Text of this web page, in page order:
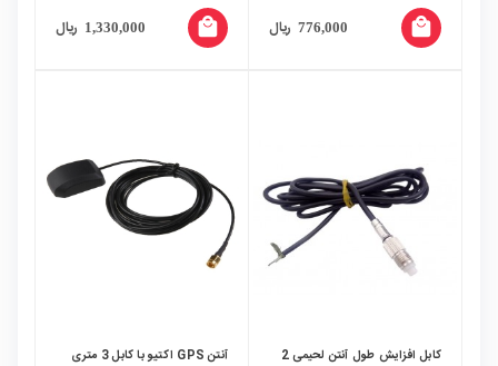
776,000 ریال local_mall
1,330,000 ریال local_mall
کابل افزایش طول آنتن لحیمی 2
آنتن GPS اکتیو با کابل 3 متری